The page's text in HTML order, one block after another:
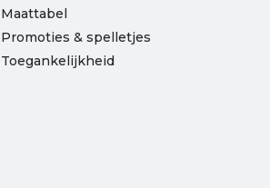
Maattabel
Promoties & spelletjes
Toegankelijkheid